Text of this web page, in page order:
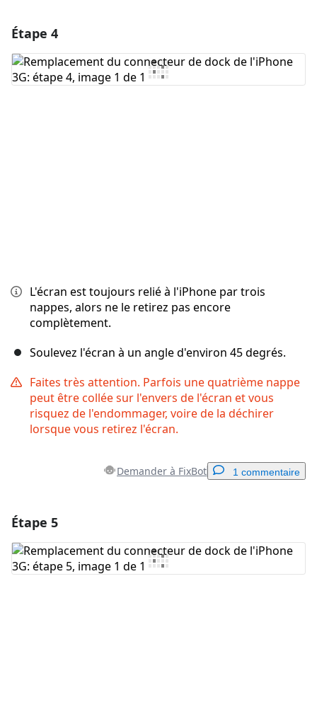
Ajouter un commentaire
Étape 4
L'écran est toujours relié à l'iPhone par trois
nappes, alors ne le retirez pas encore
complètement.
Soulevez l'écran à un angle d'environ 45 degrés.
Faites très attention. Parfois une quatrième nappe
peut être collée sur l'envers de l'écran et vous
risquez de l'endommager, voire de la déchirer
lorsque vous retirez l'écran.
Demander à FixBot 1 commentaire
Ajouter un commentaire
Étape 5